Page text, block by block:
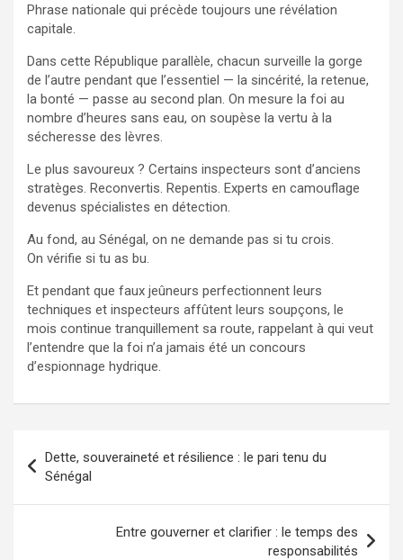
Phrase nationale qui précède toujours une révélation
capitale.
Dans cette République parallèle, chacun surveille la gorge
de l’autre pendant que l’essentiel — la sincérité, la retenue,
la bonté — passe au second plan. On mesure la foi au
nombre d’heures sans eau, on soupèse la vertu à la
sécheresse des lèvres.
Le plus savoureux ? Certains inspecteurs sont d’anciens
stratèges. Reconvertis. Repentis. Experts en camouflage
devenus spécialistes en détection.
Au fond, au Sénégal, on ne demande pas si tu crois.
On vérifie si tu as bu.
Et pendant que faux jeûneurs perfectionnent leurs
techniques et inspecteurs affûtent leurs soupçons, le
mois continue tranquillement sa route, rappelant à qui veut
l’entendre que la foi n’a jamais été un concours
d’espionnage hydrique.
de
l’article
Dette, souveraineté et résilience : le pari tenu du
Sénégal
Entre gouverner et clarifier : le temps des
responsabilités